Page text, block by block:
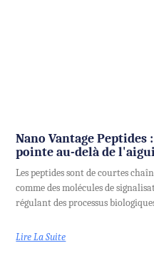
Nano Vantage
pointe au-delà de
Les peptides sont de courtes
comme des molécules de
régulant des processus
Lire La Suite